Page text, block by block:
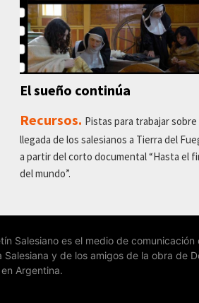
El sueño continúa
Recursos. Pistas para trabajar sobre
llegada de los salesianos a Tierra del
a partir del corto documental “Hasta el
del mundo”.
Salesiano es el medio de comunicación
Salesiana y de los amigos de la obra de
Argentina.